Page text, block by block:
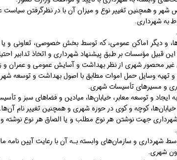
و دیگر اماکن عمومی، که توسط بخش خصوصی، تعاونی
قبیل مؤسسات بر طبق پیشنهاد شهرداری و اتخاذ تدابیر
شهرداری جهت نوشتن هر نوع مطلب و یا الصاق هر نوع نوشته و